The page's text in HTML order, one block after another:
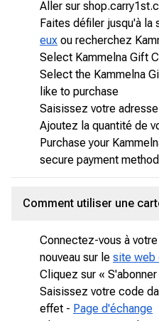
Aller sur
Faites défiler jusqu'à la
eux ou recherchez
Select Kammelna Gift
Select the Kammelna
like to purchase
Saisissez votre
Ajoutez la quantité de
Purchase your
secure payment
Comment utiliser une
Connectez-vous à
nouveau sur le site web
Cliquez sur «
Saisissez votre code
effet - Page d'échange